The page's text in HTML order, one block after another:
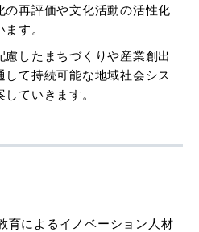
再評価や文化活動の活性化
す。
したまちづくりや産業創出
て持続可能な地域社会シス
ていきます。
育によるイノベーション人材